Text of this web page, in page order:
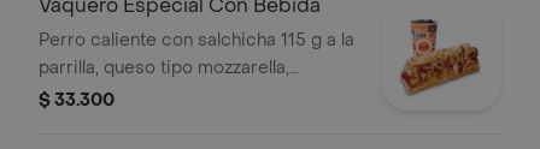
Vaquero Especial Con Bebida
Perro caliente con salchicha 115 g a la
parrilla, queso tipo mozzarella,
tocineta picada, papa callejera,
$ 33.300